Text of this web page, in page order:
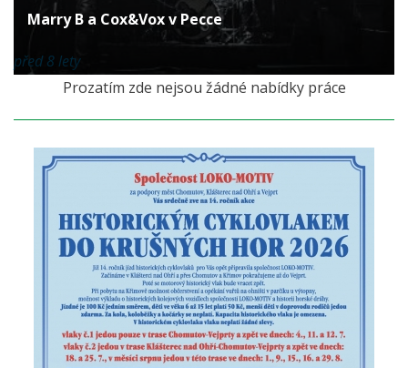
Marry B a Cox&Vox v Pecce
před 8 lety
Prozatím zde nejsou žádné nabídky práce